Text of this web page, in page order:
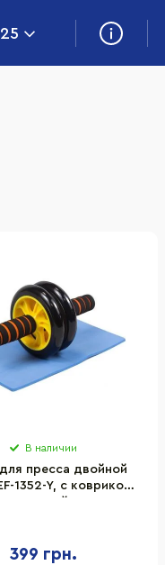
В наличии
пресса двойной
1352-Y, с ковриком,
399 грн.